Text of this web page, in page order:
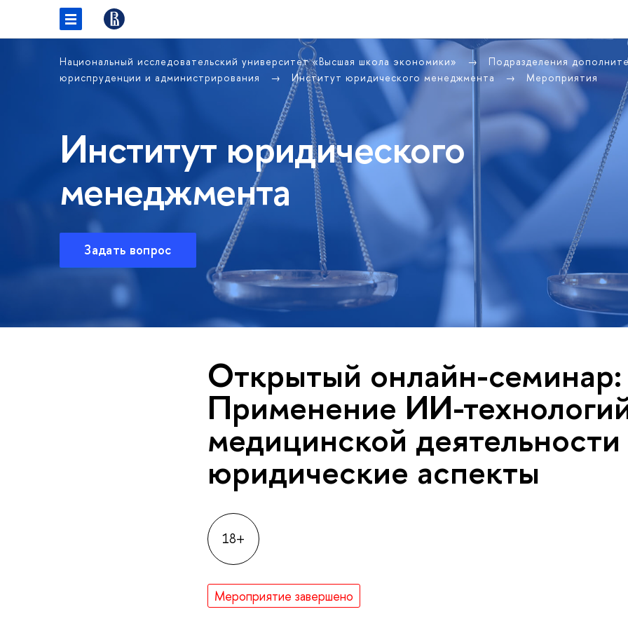
Национальный исследовательский университет «Высшая школа экономики»
Подразделения
юриспруденции и администрирования
Институт юридического менеджмента Мероприятия
Институт юридического
менеджмента
Задать вопрос
Открытый онлайн-семинар:
Применение ИИ-
медицинской
юридические аспекты
18+
Мероприятие завершено